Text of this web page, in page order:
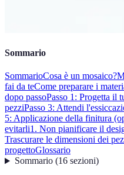
Sommario
SommarioCosa è un mosaico?
fai da teCome preparare i
dopo passoPasso 1: Progetta il
pezziPasso 3: Attendi
5: Applicazione della finitura
evitarli1. Non pianificare il
Trascurare le dimensioni dei
progettoGlossario
Sommario(16 sezioni)